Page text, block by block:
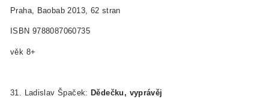
Praha, Baobab 2013, 62 stran
ISBN 978­80­87060­73­5
věk 8+
31. Ladislav Špaček: Dědečku, vyprávěj